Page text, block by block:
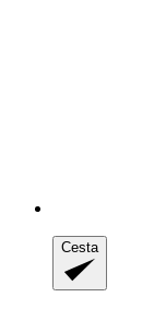
Cesta